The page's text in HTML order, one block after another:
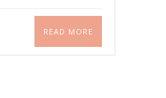
READ MORE